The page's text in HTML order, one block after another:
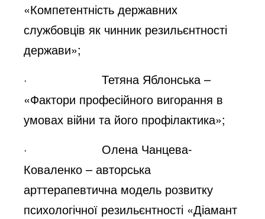
«Компетентність державних
службовців як чинник резильєнтності
держави»;
· Тетяна Яблонська –
«Фактори професійного вигорання в
умовах війни та його профілактика»;
· Олена Чанцева-
Коваленко – авторська
арттерапевтична модель розвитку
психологічної резильєнтності «Діамант